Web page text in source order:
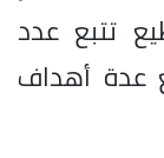
تتبع عدد
عدة أهداف